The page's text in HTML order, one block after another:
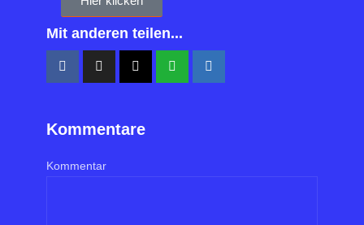
Mit anderen teilen...
Kommentare
Kommentar